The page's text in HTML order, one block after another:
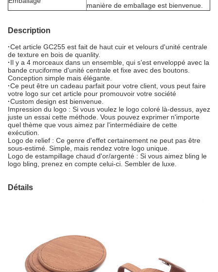
manière de emballage est bienvenue.
Description
·Cet article GC255 est fait de haut cuir et velours d'unité centrale
de texture en bois de quanlity.
·Il y a 4 morceaux dans un ensemble, qui s'est enveloppé avec la
bande cruciforme d'unité centrale et fixe avec des boutons.
Conception simple mais élégante.
·Ce peut être un cadeau parfait pour votre client, vous peut faire
votre logo sur cet article pour promouvoir votre société
·Custom design est bienvenue.
Impression du logo : Si vous voulez le logo coloré là-dessus, ayez
juste un essai cette méthode. Vous pouvez exprimer n'importe
quel thème que vous aimez par l'intermédiaire de cette
exécution.
Logo de relief : Ce genre d'effet certainement ne peut pas être
sous-estimé. Simple, mais rendez votre logo unique.
Logo de estampillage chaud d'or/argenté : Si vous aimez bling le
logo bling, prenez en compte celui-ci. Sembler de luxe.
Détails